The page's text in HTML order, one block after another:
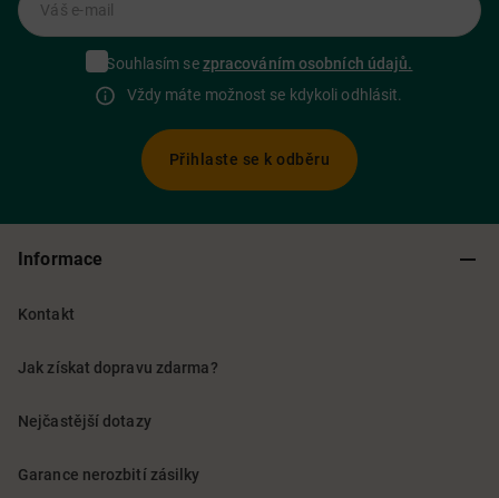
Váš e-mail
Souhlasím sezpracováním osobních údajů.
Vždy máte možnost se kdykoli odhlásit.
Přihlaste se k odběru
Informace
Kontakt
Jak získat dopravu zdarma?
Nejčastější dotazy
Garance nerozbití zásilky